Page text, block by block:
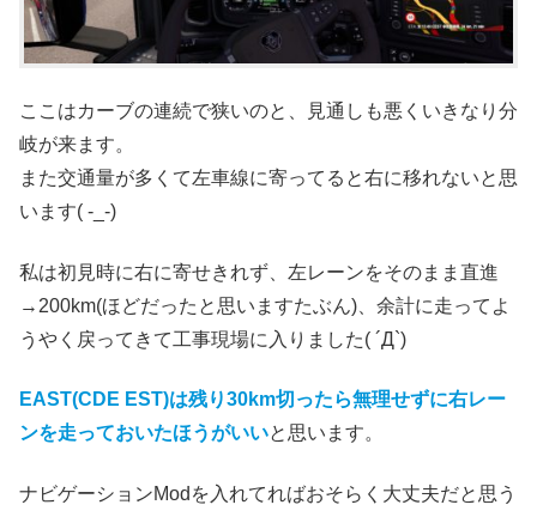
ここはカーブの連続で狭いのと、見通しも悪くいきなり分
岐が来ます。
また交通量が多くて左車線に寄ってると右に移れないと思
います( -_-)
私は初見時に右に寄せきれず、左レーンをそのまま直進
→200km(ほどだったと思いますたぶん)、余計に走ってよ
うやく戻ってきて工事現場に入りました( ´Д`)
EAST(CDE EST)は残り30km切ったら無理せずに右レー
ンを走っておいたほうがいいと思います。
ナビゲーションModを入れてればおそらく大丈夫だと思う